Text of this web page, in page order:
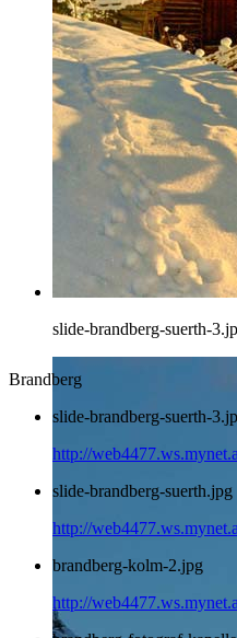
slide-brandberg-suerth-
Brandberg
slide-brandberg-suerth-
http://
slide-brandberg-suerth.jpg
http://
brandberg-kolm-2.jpg
http://